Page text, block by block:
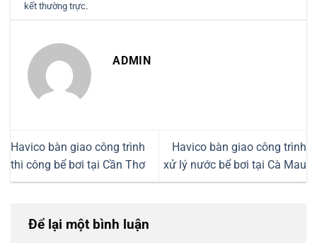
kết thường trực.
ADMIN
Havico bàn giao công trình
thi công bể bơi tại Cần Thơ
Havico bàn giao công trình
xử lý nước bể bơi tại Cà Mau
Để lại một bình luận